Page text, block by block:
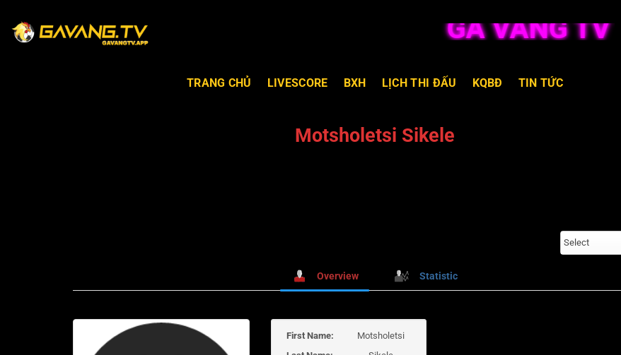
GÀ VÀNG TV
TRANG CHỦ LIVESCORE BXH LỊCH THI ĐẤU KQBĐ TIN TỨC
Motsholetsi Sikele
Select
Overview Statistic
First Name:
Motsholetsi